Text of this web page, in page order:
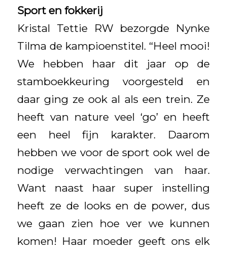
Sport en fokkerij
Kristal Tettie RW bezorgde Nynke
Tilma de kampioenstitel. “Heel mooi!
We hebben haar dit jaar op de
stamboekkeuring voorgesteld en
daar ging ze ook al als een trein. Ze
heeft van nature veel ‘go’ en heeft
een heel fijn karakter. Daarom
hebben we voor de sport ook wel de
nodige verwachtingen van haar.
Want naast haar super instelling
heeft ze de looks en de power, dus
we gaan zien hoe ver we kunnen
komen! Haar moeder geeft ons elk